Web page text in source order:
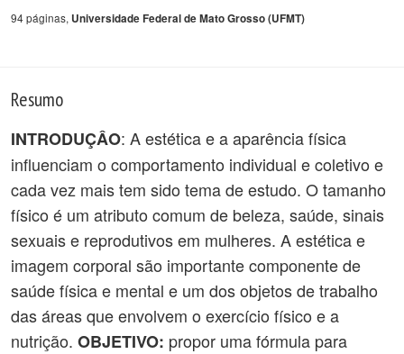
94 páginas, Universidade Federal de Mato Grosso (UFMT)
Resumo
INTRODUÇÂO: A estética e a aparência física
influenciam o comportamento individual e coletivo e
cada vez mais tem sido tema de estudo. O tamanho
físico é um atributo comum de beleza, saúde, sinais
sexuais e reprodutivos em mulheres. A estética e
imagem corporal são importante componente de
saúde física e mental e um dos objetos de trabalho
das áreas que envolvem o exercício físico e a
nutrição. OBJETIVO: propor uma fórmula para